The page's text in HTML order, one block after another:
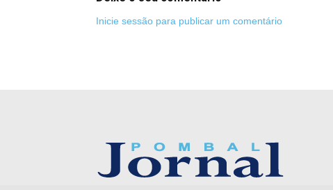
Inicie sessão para publicar um comentário